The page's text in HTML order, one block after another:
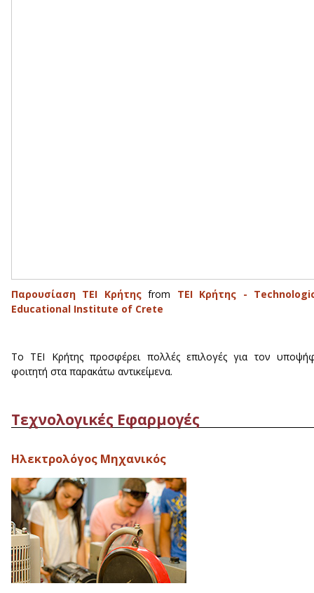
Παρουσίαση ΤΕΙ Κρήτης from ΤΕΙ Κρήτης -
Educational Institute of Crete
Το ΤΕΙ Κρήτης προσφέρει πολλές επιλογές για τον
φοιτητή στα παρακάτω αντικείμενα.
Τεχνολογικές Εφαρμογές
Ηλεκτρολόγος Μηχανικός